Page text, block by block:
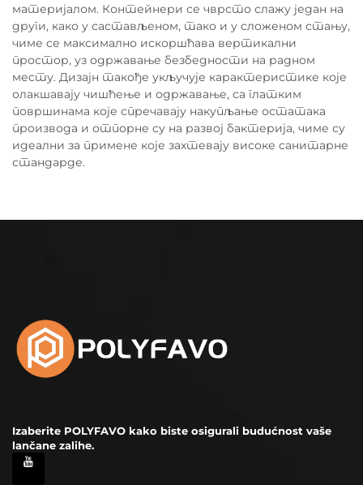
материјалом. Контейнери се чврсто слажу један на
други, како у састављеном, тако и у сложеном стању,
чиме се максимално искоршћава вертикални
простор, уз одржавање безбедности на радном
месту. Дизајн такође укључује карактеристике које
олакшавају чишћење и одржавање, са глатким
површинама које спречавају накупљање остатака
производа и отпорне су на развој бактерија, чиме су
идеални за примене које захтевају високе санитарне
стандарде.
Izaberite POLYFAVO kako biste osigurali budućnost vaše
lančane zalihe.